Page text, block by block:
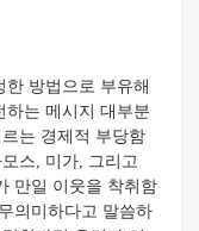
방법으로 부유해
하는 메시지 대부분
는 경제적 부당함
스, 미가, 그리고
만일 이웃을 착취함
의미하다고 말씀하